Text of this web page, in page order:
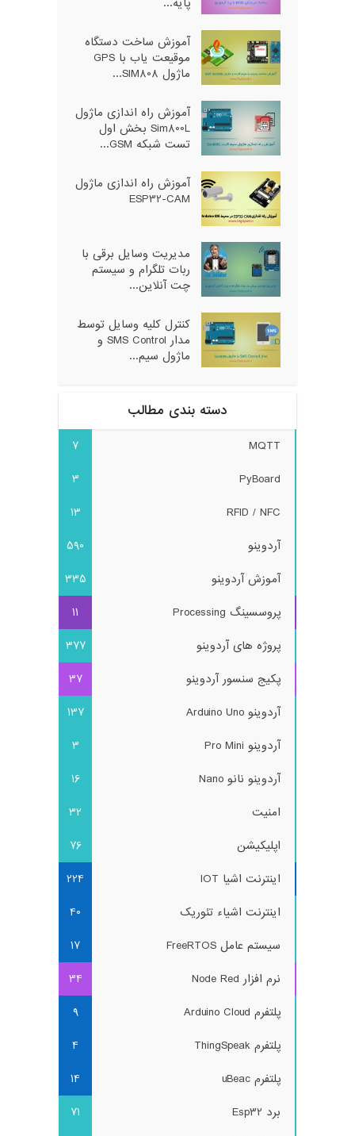
پایه...
آموزش ساخت دستگاه
موقیعت یاب با GPS
ماژول SIM808...
آموزش راه اندازی ماژول
Sim800L بخش اول
تست شبکه GSM...
آموزش راه اندازی ماژول
ESP32-CAM
مدیریت وسایل برقی با
ربات تلگرام و سیستم
چت آنلاین...
کنترل کلیه وسایل توسط
مدار SMS Control و
ماژول سیم...
دسته بندی مطالب
MQTT
7
PyBoard
3
RFID / NFC
13
آردوینو
590
آموزش آردوینو
335
پروسسینگ Processing
11
پروژه های آردوینو
377
پکیج سنسور آردوینو
37
آردوینو Arduino Uno
137
آردوینو Pro Mini
3
آردوینو نانو Nano
16
امنیت
32
اپلیکیشن
76
اینترنت اشیا IOT
224
اینترنت اشیاء تئوریک
40
سیستم عامل FreeRTOS
17
نرم افزار Node Red
34
پلتفرم Arduino Cloud
9
پلتفرم ThingSpeak
4
پلتفرم uBeac
14
برد Esp32
71